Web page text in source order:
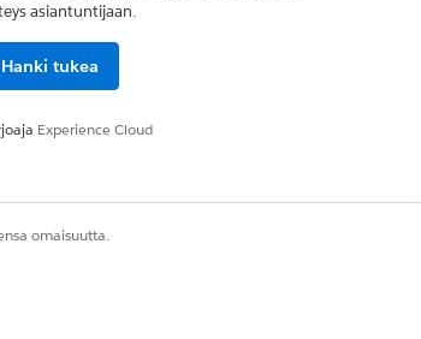
asiantuntijaan.
Hanki tukea
Experience Cloud
omaisuutta.